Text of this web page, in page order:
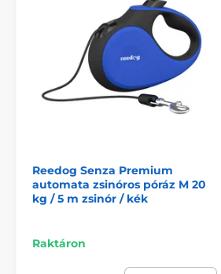
A termék előnyei:
ergonomikus fogantyú
vezérlés egyetlen gombnyomással
extra erős zsinór
A termék hátrányai:
Reedog Senza Premium
automata zsinóros póráz M 20
kg / 5 m zsinór / kék
Raktáron